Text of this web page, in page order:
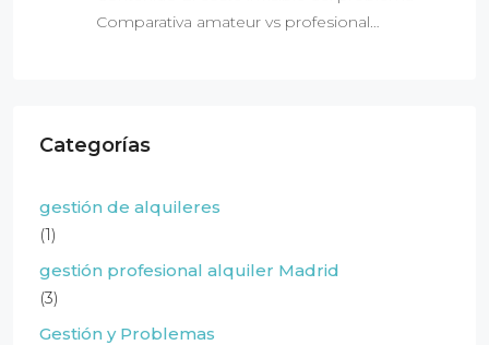
Comparativa amateur vs profesional…
Categorías
gestión de alquileres
(1)
gestión profesional alquiler Madrid
(3)
Gestión y Problemas